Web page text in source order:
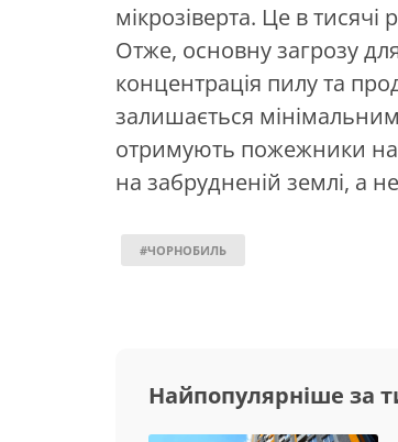
мікрозіверта. Це в
Отже, основну загрозу
концентрація пилу та
залишається
отримують пожежники на
на забрудненій землі, а
#ЧОРНОБИЛЬ
Найпопулярніше за